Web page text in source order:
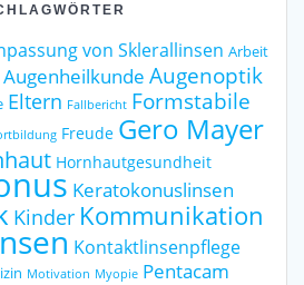
von Sklerallinsen Arbeit
Augenheilkunde Augenoptik
Eltern Fallbericht Formstabile
Freude Gero Mayer
Hornhautgesundheit
Keratokonuslinsen
Kinder Kommunikation
Kontaktlinsenpflege
Motivation Myopie Pentacam